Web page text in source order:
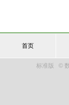
首页
标准版 ©